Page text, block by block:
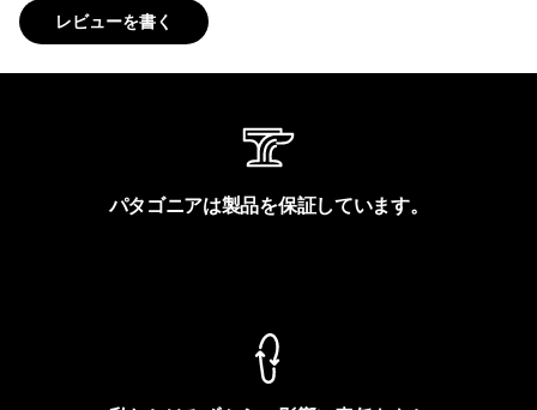
レビューを書く
パタゴニアは製品を保証しています。